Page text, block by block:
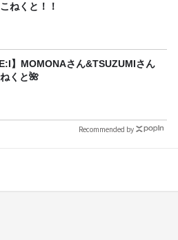
ねくと！！
】MOMONAさん&TSUZUMIさん
くと🌺
Recommended by